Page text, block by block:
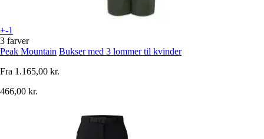
+-1
3 farver
Peak Mountain Bukser med 3 lommer til kvinder
Fra 1.165,00 kr.
466,00 kr.